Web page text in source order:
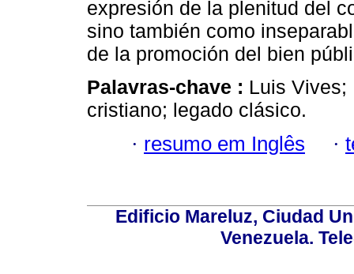
expresión de la plenitud del
sino también como
de la promoción del bien
Palavras-chave : Luis Vives;
cristiano; legado clásico.
· resumo em Inglês ·
Edificio Mareluz, Ciudad
Venezuela.